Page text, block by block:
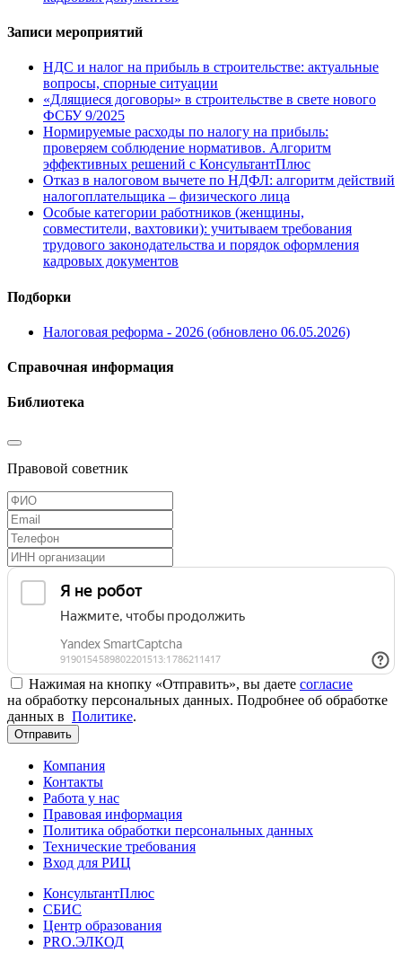
Записи мероприятий
НДС и налог на прибыль в строительстве: актуальные
вопросы, спорные ситуации
«Длящиеся договоры» в строительстве в свете нового
ФСБУ 9/2025
Нормируемые расходы по налогу на прибыль:
проверяем соблюдение нормативов. Алгоритм
эффективных решений с КонсультантПлюс
Отказ в налоговом вычете по НДФЛ: алгоритм действий
налогоплательщика – физического лица
Особые категории работников (женщины,
совместители, вахтовики): учитываем требования
трудового законодательства и порядок оформления
кадровых документов
Подборки
Налоговая реформа - 2026 (обновлено 06.05.2026)
Справочная информация
Библиотека
Правовой советник
Нажимая на кнопку «Отправить», вы даете согласие
на обработку персональных данных. Подробнее об обработке
данных в Политике.
Отправить
Компания
Контакты
Работа у нас
Правовая информация
Политика обработки персональных данных
Технические требования
Вход для РИЦ
КонсультантПлюс
СБИС
Центр образования
PRO.ЭЛКОД